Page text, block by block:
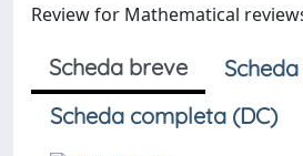
Review for Mathematical
Scheda breve
Scheda completa (DC)